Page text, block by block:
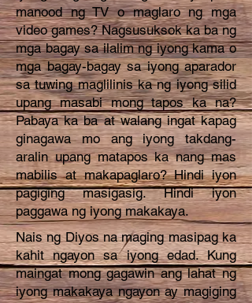
manood ng TV o maglaro ng mga
video games? Nagsusuksok ka ba ng
mga bagay sa ilalim ng iyong kama o
mga bagay-bagay sa iyong aparador
sa tuwing maglilinis ka ng iyong silid
upang masabi mong tapos ka na?
Pabaya ka ba at walang ingat kapag
ginagawa mo ang iyong takdang-
aralin upang matapos ka nang mas
mabilis at makapaglaro? Hindi iyon
pagiging masigasig. Hindi iyon
paggawa ng iyong makakaya.
Nais ng Diyos na maging masipag ka
kahit ngayon sa iyong edad. Kung
maingat mong gagawin ang lahat ng
iyong makakaya ngayon ay magiging